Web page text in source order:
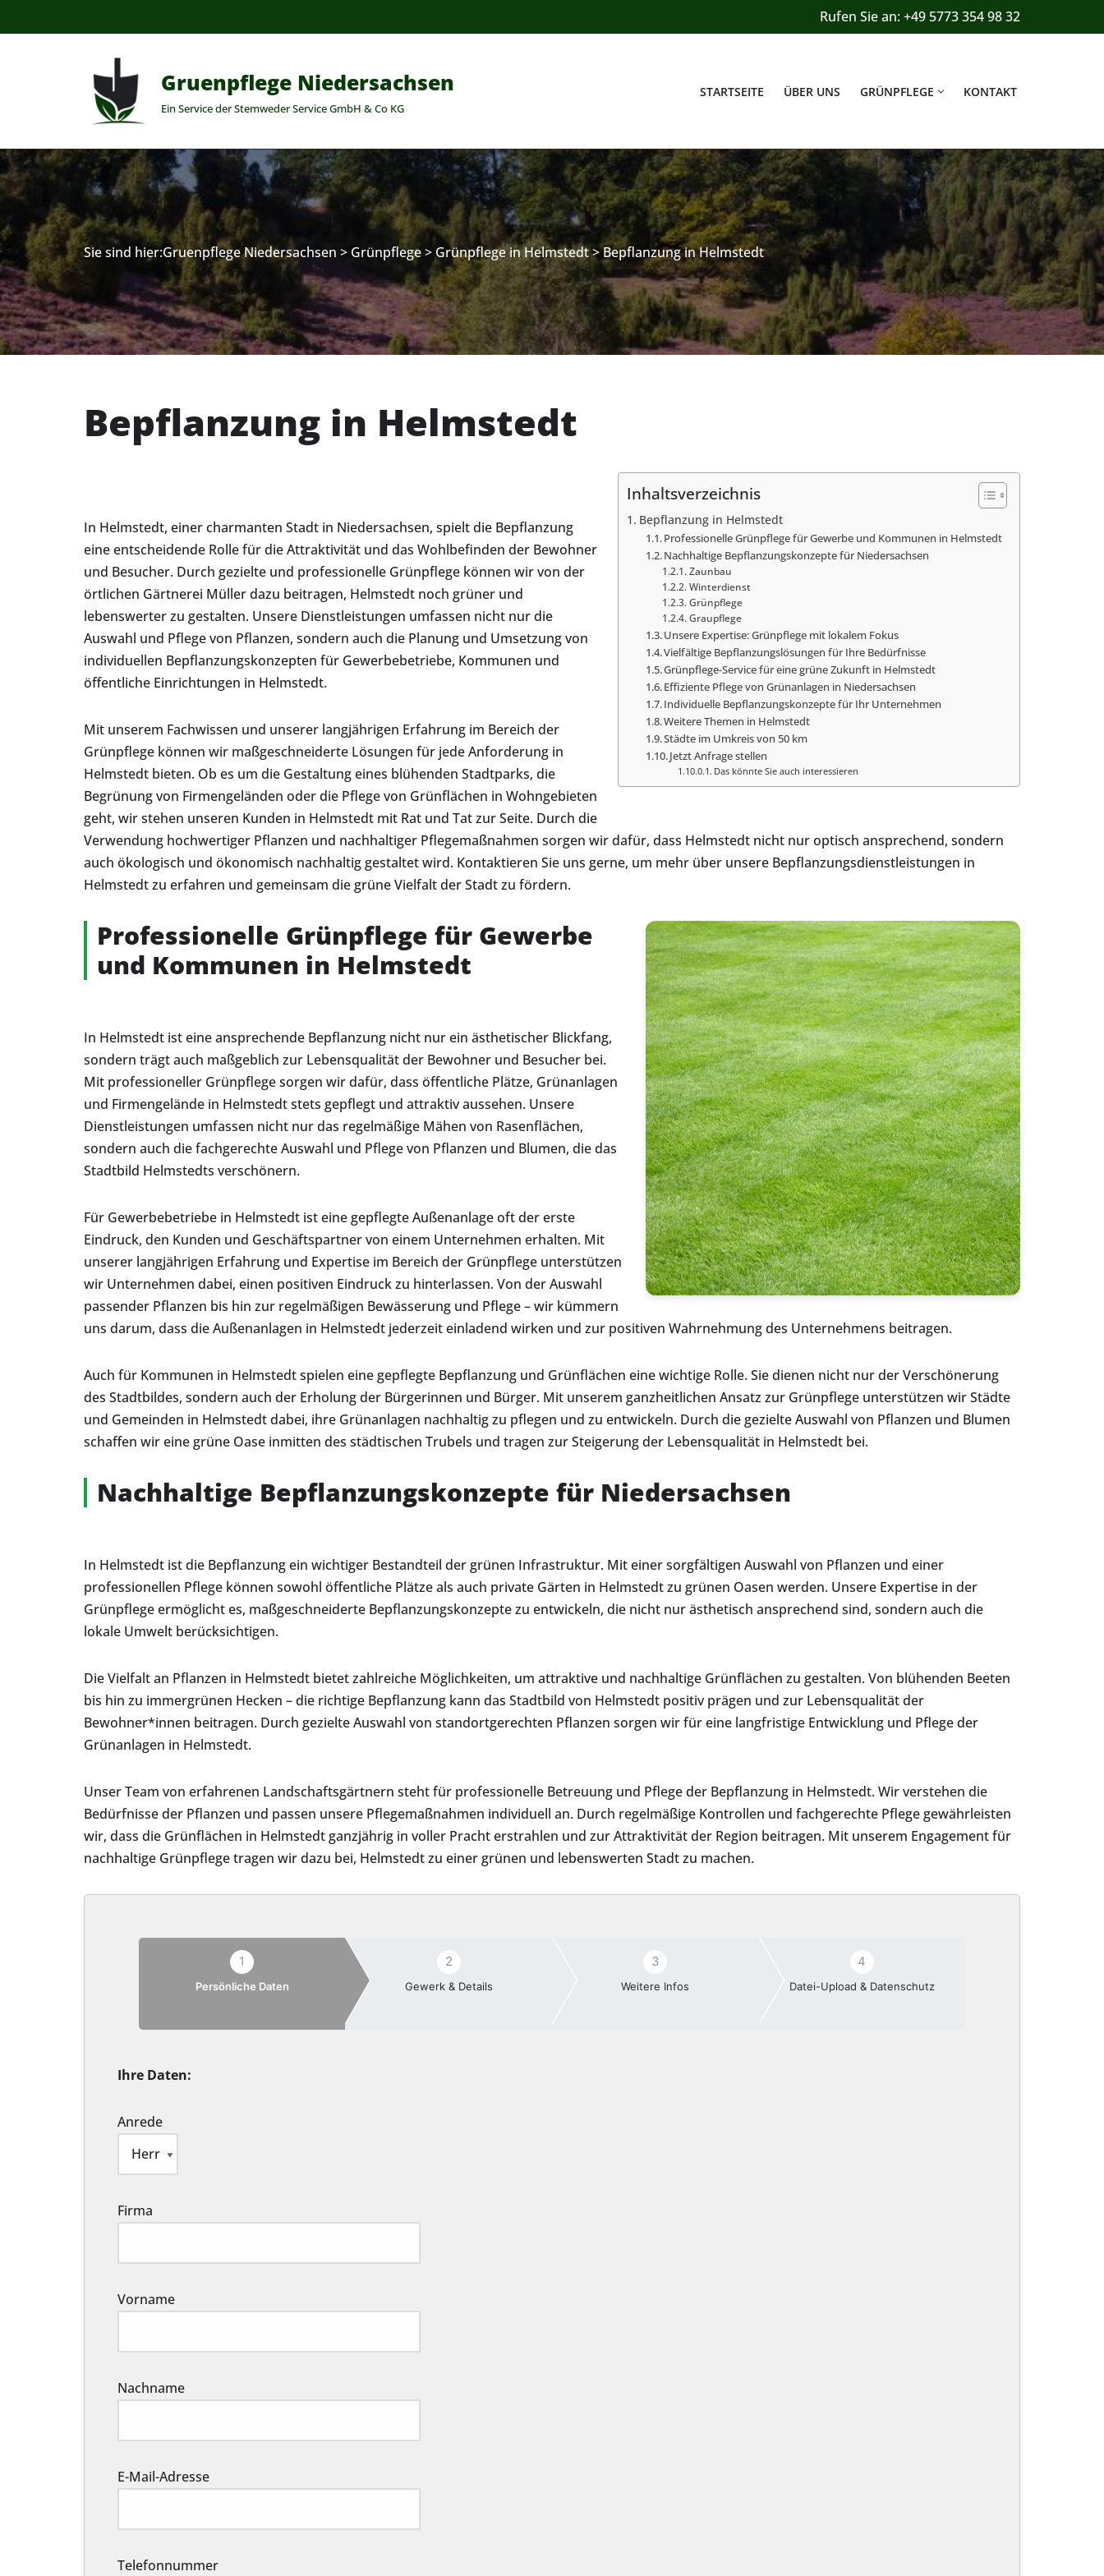
Rufen Sie an: +49 5773 354 98 32
Gruenpflege Niedersachsen
Ein Service der Stemweder Service GmbH & Co KG
STARTSEITE ÜBER UNS GRÜNPFLEGE KONTAKT
Sie sind hier:Gruenpflege Niedersachsen > Grünpflege> Grünpflege in Helmstedt>Bepflanzung in Helmstedt
Bepflanzung in Helmstedt
Inhaltsverzeichnis
Bepflanzung in Helmstedt
Professionelle Grünpflege für Gewerbe und Kommunen in Helmstedt
Nachhaltige Bepflanzungskonzepte für Niedersachsen
Zaunbau
Winterdienst
Grünpflege
Graupflege
Unsere Expertise: Grünpflege mit lokalem Fokus
Vielfältige Bepflanzungslösungen für Ihre Bedürfnisse
Grünpflege-Service für eine grüne Zukunft in Helmstedt
Effiziente Pflege von Grünanlagen in Niedersachsen
Individuelle Bepflanzungskonzepte für Ihr Unternehmen
Weitere Themen in Helmstedt
Städte im Umkreis von 50 km
Jetzt Anfrage stellen
Das könnte Sie auch interessieren
In Helmstedt, einer charmanten Stadt in Niedersachsen, spielt die Bepflanzung
eine entscheidende Rolle für die Attraktivität und das Wohlbefinden der Bewohner
und Besucher. Durch gezielte und professionelle Grünpflege können wir von der
örtlichen Gärtnerei Müller dazu beitragen, Helmstedt noch grüner und
lebenswerter zu gestalten. Unsere Dienstleistungen umfassen nicht nur die
Auswahl und Pflege von Pflanzen, sondern auch die Planung und Umsetzung von
individuellen Bepflanzungskonzepten für Gewerbebetriebe, Kommunen und
öffentliche Einrichtungen in Helmstedt.
Mit unserem Fachwissen und unserer langjährigen Erfahrung im Bereich der
Grünpflege können wir maßgeschneiderte Lösungen für jede Anforderung in
Helmstedt bieten. Ob es um die Gestaltung eines blühenden Stadtparks, die
Begrünung von Firmengeländen oder die Pflege von Grünflächen in Wohngebieten
geht, wir stehen unseren Kunden in Helmstedt mit Rat und Tat zur Seite. Durch die
Verwendung hochwertiger Pflanzen und nachhaltiger Pflegemaßnahmen sorgen wir dafür, dass Helmstedt nicht nur optisch ansprechend, sondern
auch ökologisch und ökonomisch nachhaltig gestaltet wird. Kontaktieren Sie uns gerne, um mehr über unsere Bepflanzungsdienstleistungen in
Helmstedt zu erfahren und gemeinsam die grüne Vielfalt der Stadt zu fördern.
Professionelle Grünpflege für Gewerbe
und Kommunen in Helmstedt
In Helmstedt ist eine ansprechende Bepflanzung nicht nur ein ästhetischer Blickfang,
sondern trägt auch maßgeblich zur Lebensqualität der Bewohner und Besucher bei.
Mit professioneller Grünpflege sorgen wir dafür, dass öffentliche Plätze, Grünanlagen
und Firmengelände in Helmstedt stets gepflegt und attraktiv aussehen. Unsere
Dienstleistungen umfassen nicht nur das regelmäßige Mähen von Rasenflächen,
sondern auch die fachgerechte Auswahl und Pflege von Pflanzen und Blumen, die das
Stadtbild Helmstedts verschönern.
Für Gewerbebetriebe in Helmstedt ist eine gepflegte Außenanlage oft der erste
Eindruck, den Kunden und Geschäftspartner von einem Unternehmen erhalten. Mit
unserer langjährigen Erfahrung und Expertise im Bereich der Grünpflege unterstützen
wir Unternehmen dabei, einen positiven Eindruck zu hinterlassen. Von der Auswahl
passender Pflanzen bis hin zur regelmäßigen Bewässerung und Pflege – wir kümmern
uns darum, dass die Außenanlagen in Helmstedt jederzeit einladend wirken und zur positiven Wahrnehmung des Unternehmens beitragen.
Auch für Kommunen in Helmstedt spielen eine gepflegte Bepflanzung und Grünflächen eine wichtige Rolle. Sie dienen nicht nur der Verschönerung
des Stadtbildes, sondern auch der Erholung der Bürgerinnen und Bürger. Mit unserem ganzheitlichen Ansatz zur Grünpflege unterstützen wir Städte
und Gemeinden in Helmstedt dabei, ihre Grünanlagen nachhaltig zu pflegen und zu entwickeln. Durch die gezielte Auswahl von Pflanzen und Blumen
schaffen wir eine grüne Oase inmitten des städtischen Trubels und tragen zur Steigerung der Lebensqualität in Helmstedt bei.
Nachhaltige Bepflanzungskonzepte für Niedersachsen
In Helmstedt ist die Bepflanzung ein wichtiger Bestandteil der grünen Infrastruktur. Mit einer sorgfältigen Auswahl von Pflanzen und einer
professionellen Pflege können sowohl öffentliche Plätze als auch private Gärten in Helmstedt zu grünen Oasen werden. Unsere Expertise in der
Grünpflege ermöglicht es, maßgeschneiderte Bepflanzungskonzepte zu entwickeln, die nicht nur ästhetisch ansprechend sind, sondern auch die
lokale Umwelt berücksichtigen.
Die Vielfalt an Pflanzen in Helmstedt bietet zahlreiche Möglichkeiten, um attraktive und nachhaltige Grünflächen zu gestalten. Von blühenden Beeten
bis hin zu immergrünen Hecken – die richtige Bepflanzung kann das Stadtbild von Helmstedt positiv prägen und zur Lebensqualität der
Bewohner*innen beitragen. Durch gezielte Auswahl von standortgerechten Pflanzen sorgen wir für eine langfristige Entwicklung und Pflege der
Grünanlagen in Helmstedt.
Unser Team von erfahrenen Landschaftsgärtnern steht für professionelle Betreuung und Pflege der Bepflanzung in Helmstedt. Wir verstehen die
Bedürfnisse der Pflanzen und passen unsere Pflegemaßnahmen individuell an. Durch regelmäßige Kontrollen und fachgerechte Pflege gewährleisten
wir, dass die Grünflächen in Helmstedt ganzjährig in voller Pracht erstrahlen und zur Attraktivität der Region beitragen. Mit unserem Engagement für
nachhaltige Grünpflege tragen wir dazu bei, Helmstedt zu einer grünen und lebenswerten Stadt zu machen.
1
Persönliche Daten
2
Gewerk & Details
3
Weitere Infos
4
Datei-Upload & Datenschutz
Ihre Daten:
Anrede
Firma
Vorname
Nachname
E-Mail-Adresse
Telefonnummer